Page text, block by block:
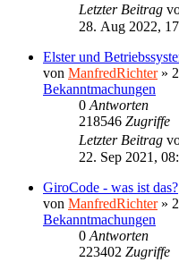
Letzter Beitrag
28. Aug 2022,
Elster und
von ManfredRichter»
Bekanntmachungen
0 Antworten
218546 Zugriffe
Letzter Beitrag
22. Sep 2021,
GiroCode - was ist das?
von ManfredRichter»
Bekanntmachungen
0 Antworten
223402 Zugriffe